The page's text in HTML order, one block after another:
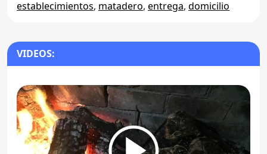
establecimientos, matadero, entrega, domicilio
VIDEOS: